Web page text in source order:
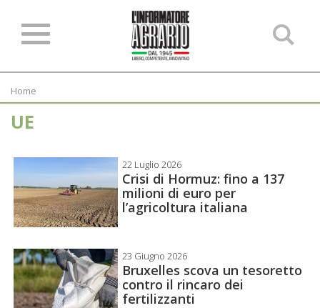
Home
UE
22 Luglio 2026
Crisi di Hormuz: fino a 137
milioni di euro per
l’agricoltura italiana
23 Giugno 2026
Bruxelles scova un tesoretto
contro il rincaro dei
fertilizzanti